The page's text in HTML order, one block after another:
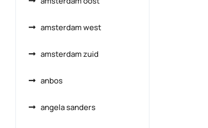
amsterdam west
amsterdam zuid
anbos
angela sanders